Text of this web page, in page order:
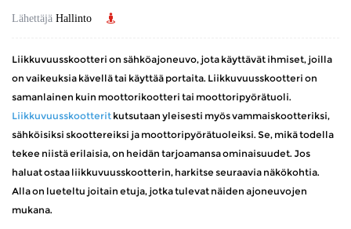
Lähettäjä Hallinto
Liikkuvuusskootteri on sähköajoneuvo, jota käyttävät ihmiset, joilla
on vaikeuksia kävellä tai käyttää portaita. Liikkuvuusskootteri on
samanlainen kuin moottorikootteri tai moottoripyörätuoli.
Liikkuvuusskootterit kutsutaan yleisesti myös vammaiskootteriksi,
sähköisiksi skoottereiksi ja moottoripyörätuoleiksi. Se, mikä todella
tekee niistä erilaisia, on heidän tarjoamansa ominaisuudet. Jos
haluat ostaa liikkuvuusskootterin, harkitse seuraavia näkökohtia.
Alla on lueteltu joitain etuja, jotka tulevat näiden ajoneuvojen
mukana.